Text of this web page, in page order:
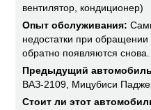
вентилятор, кондиционер)
Опыт обслуживания:
недостатки при
обратно появляются снова.
Предыдущий
ВАЗ-2109, Мицубиси
Стоит ли этот